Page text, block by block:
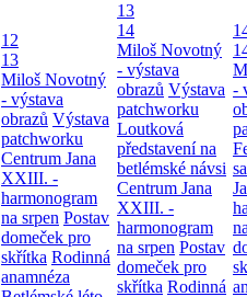
12
13
Miloš Novotný
- výstava
obrazů Výstava
patchworku
Centrum Jana
XXIII. -
harmonogram
na srpen Postav
domeček pro
skřítka Rodinná
anamnéza
13
14
Miloš Novotný
- výstava
obrazů Výstava
patchworku
Loutková
představení na
betlémské návsi
Centrum Jana
XXIII. -
harmonogram
na srpen Postav
domeček pro
skřítka Rodinná
-